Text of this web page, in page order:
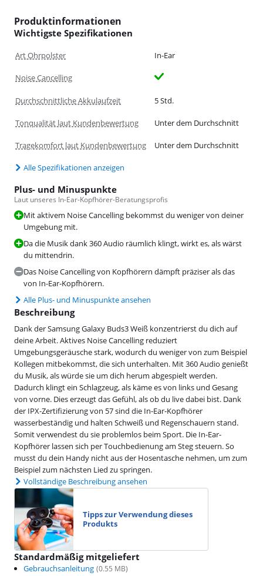
Produktinformationen
Wichtigste Spezifikationen
Art Ohrpolster In-Ear
Noise Cancelling
Durchschnittliche Akkulaufzeit 5 Std.
Tonqualität laut Kundenbewertung Unter dem Durchschnitt
Tragekomfort laut Kundenbewertung Unter dem Durchschnitt
Alle Spezifikationen anzeigen
Plus- und Minuspunkte
Laut unseres In-Ear-Kopfhörer-Beratungsprofis
Mit aktivem Noise Cancelling bekommst du weniger von deiner
Umgebung mit.
Da die Musik dank 360 Audio räumlich klingt, wirkt es, als wärst
du mittendrin.
Das Noise Cancelling von Kopfhörern dämpft präziser als das
von In-Ear-Kopfhörern.
Alle Plus- und Minuspunkte ansehen
Beschreibung
Dank der Samsung Galaxy Buds3 Weiß konzentrierst du dich auf
deine Arbeit. Aktives Noise Cancelling reduziert
Umgebungsgeräusche stark, wodurch du weniger von zum Beispiel
Kollegen mitbekommst, die sich unterhalten. Mit 360 Audio genießt
du Musik, als würde sie um dich herum abgespielt werden.
Dadurch klingt ein Schlagzeug, als käme es von links und Gesang
von vorne. Dies erzeugt das Gefühl, als ob du live dabei bist. Dank
der IPX-Zertifizierung von 57 sind die In-Ear-Kopfhörer
wasserbeständig und halten Schweiß und Regenschauern stand.
Somit verwendest du sie problemlos beim Sport. Die In-Ear-
Kopfhörer lassen sich per Touchbedienung am Steg steuern. So
musst du dein Handy nicht aus der Hosentasche nehmen, um zum
Beispiel zum nächsten Lied zu springen.
Vollständige Beschreibung ansehen
Tipps zur Verwendung dieses
Produkts
Standardmäßig mitgeliefert
Gebrauchsanleitung (0.55 MB)